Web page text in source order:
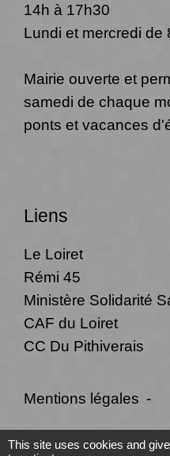
14h à 17h30
Lundi et mercredi de
Mairie ouverte et
samedi de chaque
ponts et vacances
Liens
Le Loiret
Rémi 45
Ministère Solidarité
CAF du Loiret
CC Du Pithiverais
Mentions légales -
Politique de
This site uses cookies and